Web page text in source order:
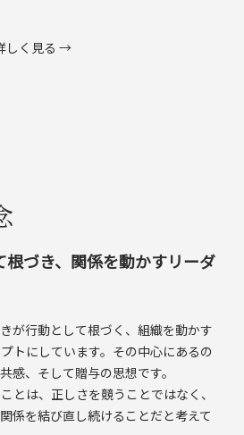
しく見る →
根づき、関係を動かすリーダ
が行動として根づく、組織を動かす
トにしています。その中心にあるの
感、そして贈与の思想です。
とは、正しさを競うことではなく、
係を結び直し続けることだと考えて